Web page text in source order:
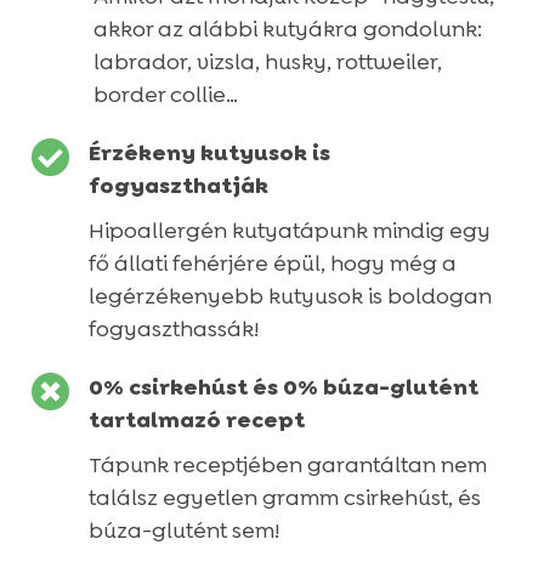
akkor az alábbi kutyákra gondolunk:
labrador, vizsla, husky, rottweiler,
border collie…

Érzékeny kutyusok is
fogyaszthatják
Hipoallergén kutyatápunk mindig egy
fő állati fehérjére épül, hogy még a
legérzékenyebb kutyusok is boldogan
fogyaszthassák!

0% csirkehúst és 0% búza-glutént
tartalmazó recept
Tápunk receptjében garantáltan nem
találsz egyetlen gramm csirkehúst, és
búza-glutént sem!